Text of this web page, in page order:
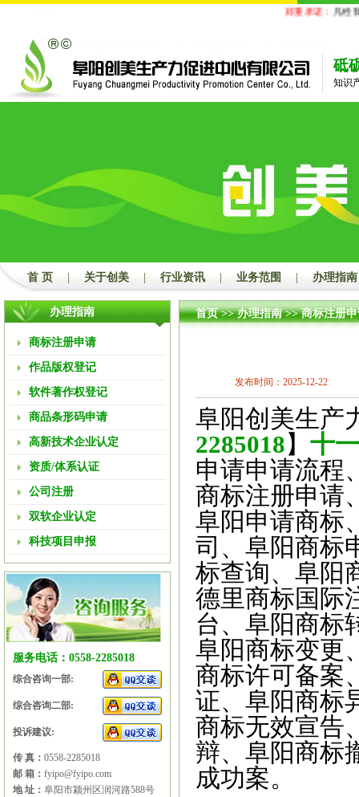
郑重承诺： 凡经我公司
砥
知识
首 页 关于创美 行业资讯 业务范围 办理指南
办理指南
商标注册申请
作品版权登记
软件著作权登记
商品条形码申请
高新技术企业认定
资质/体系认证
公司注册
双软企业认定
科技项目申报
服务电话：0558-2285018
综合咨询一部:
综合咨询二部:
投诉建议:
传 真： 0558-2285018
邮 箱： fyipo@fyipo.com
地 址： 阜阳市颍州区润河路588号
首页>>办理指南>>商标注册
发布时间：2025-12-22
阜阳创美生产
2285018 】 十
申请申请流程
商标注册申请
阜阳申请商标
司、阜阳商标
标查询、阜阳
德里商标国际
台、阜阳商标
阜阳商标变更
商标许可备案
证、阜阳商标
商标无效宣告
辩、阜阳商标
成功案。